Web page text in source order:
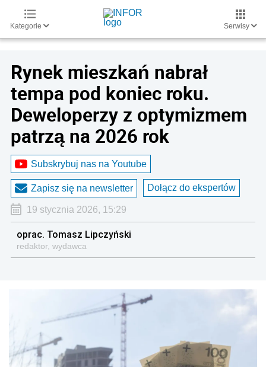
Kategorie Serwisy
Rynek mieszkań nabrał
tempa pod koniec roku.
Deweloperzy z optymizmem
patrzą na 2026 rok
Subskrybuj nas na Youtube
Zapisz się na newsletter Dołącz do ekspertów
19 stycznia 2026, 15:29
oprac. Tomasz Lipczyński
redaktor, wydawca